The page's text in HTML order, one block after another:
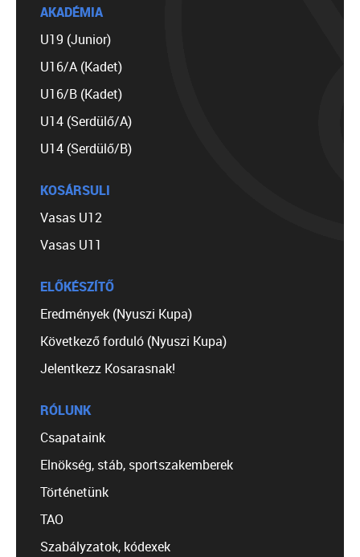
AKADÉMIA
U19 (Junior)
U16/A (Kadet)
U16/B (Kadet)
U14 (Serdülő/A)
U14 (Serdülő/B)
KOSÁRSULI
Vasas U12
Vasas U11
ELŐKÉSZÍTŐ
Eredmények (Nyuszi Kupa)
Következő forduló (Nyuszi Kupa)
Jelentkezz Kosarasnak!
RÓLUNK
Csapataink
Elnökség, stáb, sportszakemberek
Történetünk
TAO
Szabályzatok, kódexek